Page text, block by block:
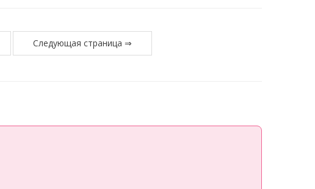
Следующая страница ⇒